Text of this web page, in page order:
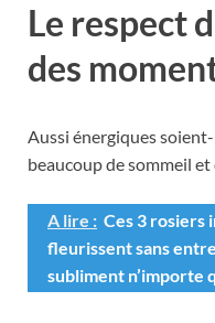
Le respect
des
Aussi énergiques
beaucoup de sommeil
A lire : Ces 3 rosiers
fleurissent sans
subliment n’importe